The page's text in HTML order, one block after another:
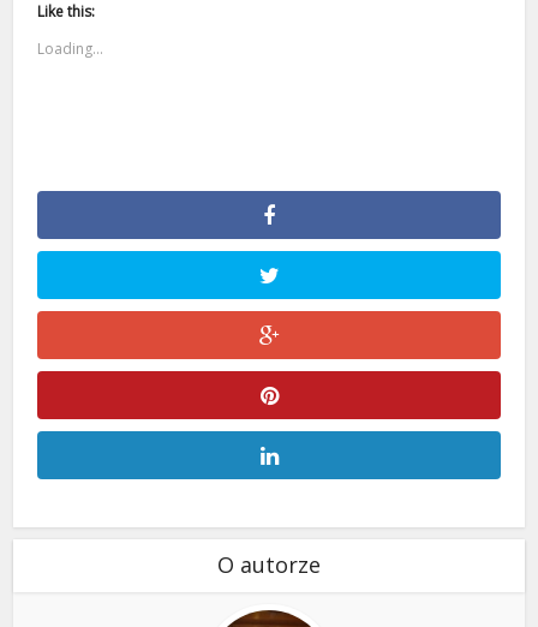
Like this:
Loading...
O autorze